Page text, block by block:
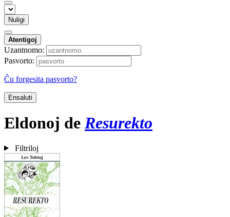
Nuligi
Atentigoj
Uzantnomo:
Pasvorto:
Ĉu forgesita pasvorto?
Ensaluti
Eldonoj de Resurekto
Filtriloj